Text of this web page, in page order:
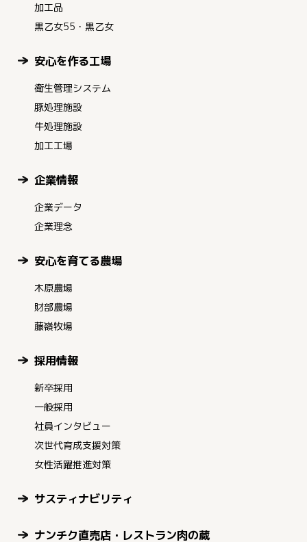
加工品
黒乙女55・黒乙女
安心を作る工場
衛生管理システム
豚処理施設
牛処理施設
加工工場
企業情報
企業データ
企業理念
安心を育てる農場
木原農場
財部農場
藤嶺牧場
採用情報
新卒採用
一般採用
社員インタビュー
次世代育成支援対策
女性活躍推進対策
サスティナビリティ
ナンチク直売店・レストラン肉の蔵